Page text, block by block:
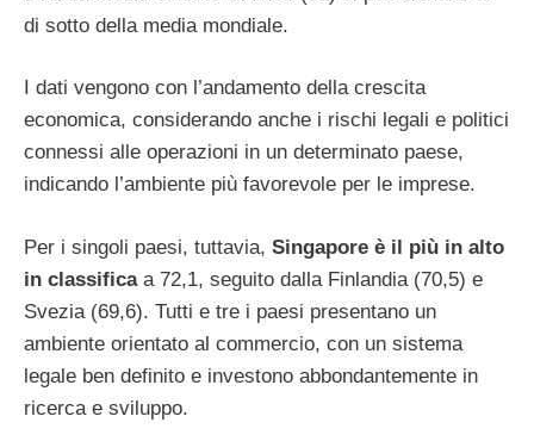
di sotto della media mondiale.
I dati vengono con l’andamento della crescita
economica, considerando anche i rischi legali e politici
connessi alle operazioni in un determinato paese,
indicando l’ambiente più favorevole per le imprese.
Per i singoli paesi, tuttavia, Singapore è il più in alto
in classificaa 72,1, seguito dalla Finlandia (70,5) e
Svezia (69,6). Tutti e tre i paesi presentano un
ambiente orientato al commercio, con un sistema
legale ben definito e investono abbondantemente in
ricerca e sviluppo.